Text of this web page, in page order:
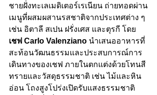
ชายฝั่งทะเลเมดิเตอร์เรเนียน ถ่ายทอดผ่าน
เมนูที่ผสมผสานรสชาติจากประเทศต่าง ๆ
เช่น อิตาลี สเปน ฝรั่งเศส และตุรกี โดย
เชฟ Carlo Valenziano นำเสนออาหารที่
สะท้อนวัฒนธรรมและประสบการณ์การ
เดินทางของเชฟ ภายในตกแต่งด้วยโทนสี
ทรายและวัสดุธรรมชาติ เช่น ไม้และหิน
อ่อน โถงสูงโปร่งเปิดรับแสงธรรมชาติ